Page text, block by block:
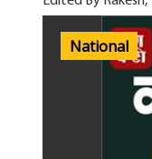
National